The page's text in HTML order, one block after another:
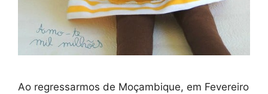
Ao regressarmos de Moçambique, em Fevereiro